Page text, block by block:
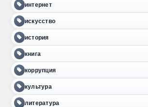
интернет
искусство
история
книга
коррупция
культура
литература